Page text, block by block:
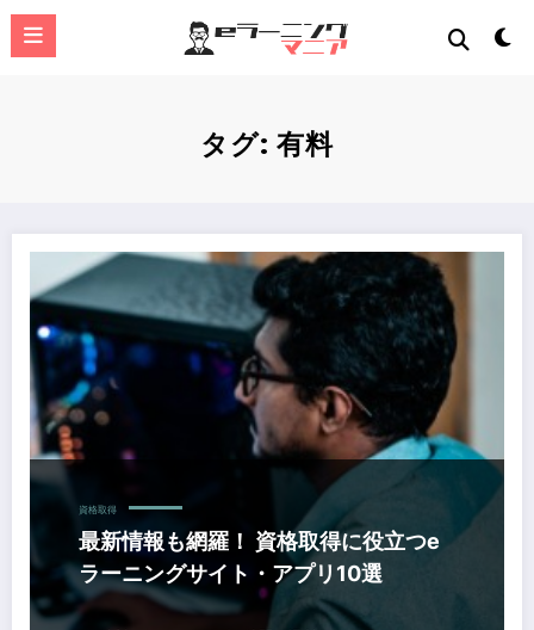
コ
テ
タグ: 有料
最新情報も網羅！ 資格取得に役立つeラーニングサイト・アプリ10選
資格取得
最新情報も網羅！ 資格取得に役立つe
ラーニングサイト・アプリ10選